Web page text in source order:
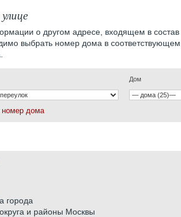
о другом адресе, входящем в состав
выбрать номер дома в соответствующем
Дом
номер дома
города
и районы Москвы